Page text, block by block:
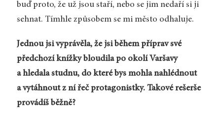
buď proto, že už jsou staří, nebo se jim nedaří si ji
sehnat. Tímhle způsobem se mi město odhaluje.
Jednou jsi vyprávěla, že jsi během příprav své
předchozí knížky bloudila po okolí Varšavy
a hledala studnu, do které bys mohla nahlédnout
a vytáhnout z ní řeč protagonistky. Takové rešerše
provádíš běžně?